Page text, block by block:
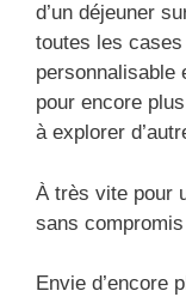
d’un déjeuner
toutes les
personnalisable
pour encore
à explorer
À très vite pour
sans
Envie d’encore